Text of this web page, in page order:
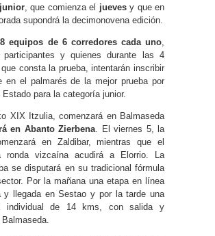
junior, que comienza el juevesy que en
supondrá la decimonovena edición.
equipos de 6 corredores cada uno,
y quienes durante las 4
consta la prueba, intentarán inscribir
en el palmarés de la mejor prueba por
para la categoría junior.
XIX Itzulia, comenzará en Balmaseda
en Abanto Zierbena. El viernes 5, la
en Zaldibar, mientras que el
ronda vizcaína acudirá a Elorrio. La
se disputará en su tradicional fórmula
Por la mañana una etapa en línea
y llegada en Sestao y por la tarde una
individual de 14 kms, con salida y
Balmaseda.